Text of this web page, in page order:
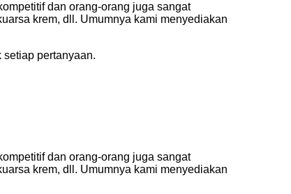
dan orang-orang juga sangat
krem, dll. Umumnya kami menyediakan
pertanyaan.
dan orang-orang juga sangat
krem, dll. Umumnya kami menyediakan